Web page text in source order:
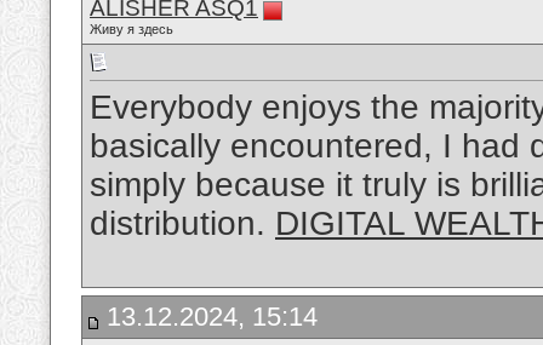
ALISHER ASQ1
Живу я здесь
Everybody enjoys the
basically encountered, I had
simply because it truly is
distribution. DIGITAL
13.12.2024, 15:14